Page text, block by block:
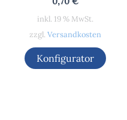
inkl. 19 % MwSt.
zzgl. Versandkosten
Konfigurator